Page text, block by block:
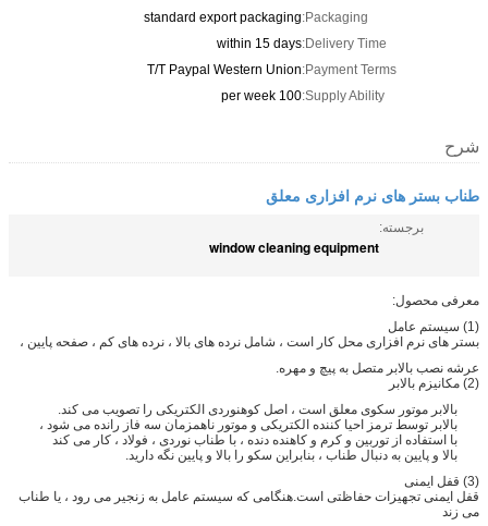
Packaging:
standard export packaging
Delivery Time:
within 15 days
Payment Terms:
T/T Paypal Western Union
Supply Ability:
100 per week
شرح
طناب بستر های نرم افزاری معلق
برجسته:
window cleaning equipment
معرفی محصول:
(1) سیستم عامل
بستر های نرم افزاری محل کار است ، شامل نرده های بالا ، نرده های کم ، صفحه پایین ،
عرشه نصب بالابر متصل به پیچ و مهره.
(2) مکانیزم بالابر
بالابر موتور سکوی معلق است ، اصل کوهنوردی الکتریکی را تصویب می کند.
بالابر توسط ترمز احیا کننده الکتریکی و موتور ناهمزمان سه فاز رانده می شود ،
با استفاده از توربین و کرم و کاهنده دنده ، با طناب نوردی ، فولاد ، کار می کند
بالا و پایین به دنبال طناب ، بنابراین سکو را بالا و پایین نگه دارید.
(3) قفل ایمنی
قفل ایمنی تجهیزات حفاظتی است.هنگامی که سیستم عامل به زنجیر می رود ، یا طناب
می زند